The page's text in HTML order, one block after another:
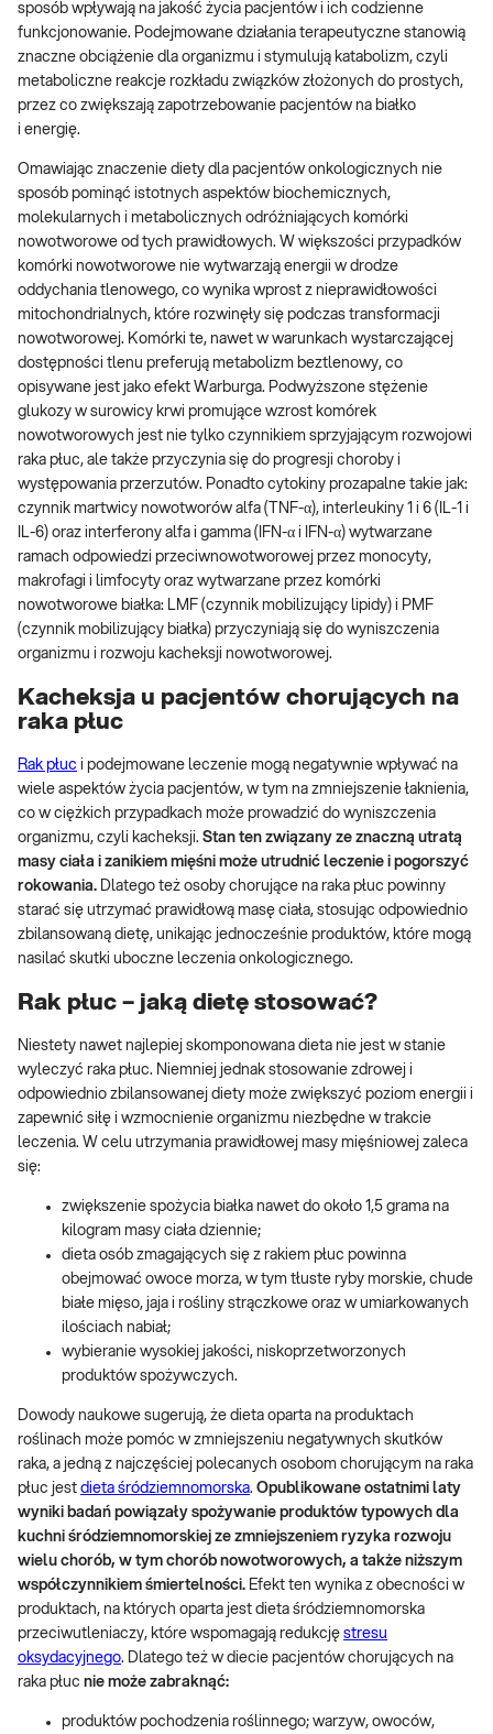
sposób wpływają na jakość życia pacjentów i ich codzienne
funkcjonowanie. Podejmowane działania terapeutyczne stanowią
znaczne obciążenie dla organizmu i stymulują katabolizm, czyli
metaboliczne reakcje rozkładu związków złożonych do prostych,
przez co zwiększają zapotrzebowanie pacjentów na białko
i energię.
Omawiając znaczenie diety dla pacjentów onkologicznych nie
sposób pominąć istotnych aspektów biochemicznych,
molekularnych i metabolicznych odróżniających komórki
nowotworowe od tych prawidłowych. W większości przypadków
komórki nowotworowe nie wytwarzają energii w drodze
oddychania tlenowego, co wynika wprost z nieprawidłowości
mitochondrialnych, które rozwinęły się podczas transformacji
nowotworowej. Komórki te, nawet w warunkach wystarczającej
dostępności tlenu preferują metabolizm beztlenowy, co
opisywane jest jako efekt Warburga. Podwyższone stężenie
glukozy w surowicy krwi promujące wzrost komórek
nowotworowych jest nie tylko czynnikiem sprzyjającym rozwojowi
raka płuc, ale także przyczynia się do progresji choroby i
występowania przerzutów. Ponadto cytokiny prozapalne takie jak:
czynnik martwicy nowotworów alfa (TNF-α), interleukiny 1 i 6 (IL-1 i
IL-6) oraz interferony alfa i gamma (IFN-α i IFN-α) wytwarzane
ramach odpowiedzi przeciwnowotworowej przez monocyty,
makrofagi i limfocyty oraz wytwarzane przez komórki
nowotworowe białka: LMF (czynnik mobilizujący lipidy) i PMF
(czynnik mobilizujący białka) przyczyniają się do wyniszczenia
organizmu i rozwoju kacheksji nowotworowej.
Kacheksja u pacjentów chorujących na
raka płuc
Rak płuc i podejmowane leczenie mogą negatywnie wpływać na
wiele aspektów życia pacjentów, w tym na zmniejszenie łaknienia,
co w ciężkich przypadkach może prowadzić do wyniszczenia
organizmu, czyli kacheksji. Stan ten związany ze znaczną utratą
masy ciała i zanikiem mięśni może utrudnić leczenie i pogorszyć
rokowania. Dlatego też osoby chorujące na raka płuc powinny
starać się utrzymać prawidłową masę ciała, stosując odpowiednio
zbilansowaną dietę, unikając jednocześnie produktów, które mogą
nasilać skutki uboczne leczenia onkologicznego.
Rak płuc – jaką dietę stosować?
Niestety nawet najlepiej skomponowana dieta nie jest w stanie
wyleczyć raka płuc. Niemniej jednak stosowanie zdrowej i
odpowiednio zbilansowanej diety może zwiększyć poziom energii i
zapewnić siłę i wzmocnienie organizmu niezbędne w trakcie
leczenia. W celu utrzymania prawidłowej masy mięśniowej zaleca
się:
zwiększenie spożycia białka nawet do około 1,5 grama na
kilogram masy ciała dziennie;
dieta osób zmagających się z rakiem płuc powinna
obejmować owoce morza, w tym tłuste ryby morskie, chude
białe mięso, jaja i rośliny strączkowe oraz w umiarkowanych
ilościach nabiał;
wybieranie wysokiej jakości, niskoprzetworzonych
produktów spożywczych.
Dowody naukowe sugerują, że dieta oparta na produktach
roślinach może pomóc w zmniejszeniu negatywnych skutków
raka, a jedną z najczęściej polecanych osobom chorującym na raka
płuc jest dieta śródziemnomorska. Opublikowane ostatnimi laty
wyniki badań powiązały spożywanie produktów typowych dla
kuchni śródziemnomorskiej ze zmniejszeniem ryzyka rozwoju
wielu chorób, w tym chorób nowotworowych, a także niższym
współczynnikiem śmiertelności. Efekt ten wynika z obecności w
produktach, na których oparta jest dieta śródziemnomorska
przeciwutleniaczy, które wspomagają redukcję stresu
oksydacyjnego. Dlatego też w diecie pacjentów chorujących na
raka płuc nie może zabraknąć:
produktów pochodzenia roślinnego; warzyw, owoców,